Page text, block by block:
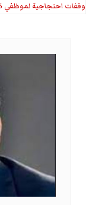
وقفات احتجاجية لموظفي 6 جامعات بسبب تأخر الرواتب